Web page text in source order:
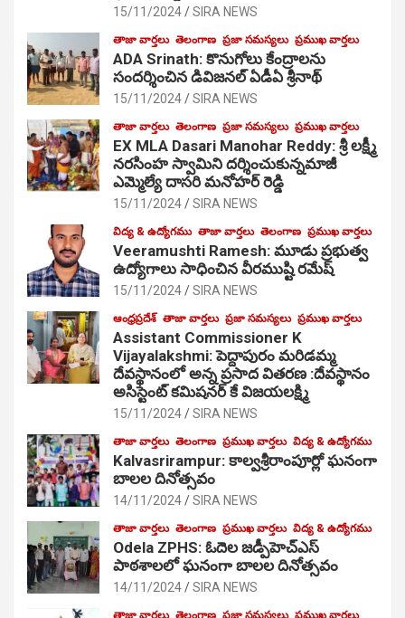
15/11/2024 SIRA NEWS
తాజా వార్తలు తెలంగాణ ప్రజా సమస్యలు ప్రముఖ వార్తలు
ADA Srinath: కొనుగోలు కేంద్రాల‌ను
సంద‌ర్శించిన డివిజనల్ ఏడీఏ శ్రీనాథ్
15/11/2024 SIRA NEWS
తాజా వార్తలు తెలంగాణ ప్రజా సమస్యలు ప్రముఖ వార్తలు
EX MLA Dasari Manohar Reddy: శ్రీ లక్ష్మీ
నరసింహ స్వామిని దర్శించుకున్నమాజీ
ఎమ్మెల్యే దాసరి మనోహర్ రెడ్డి
15/11/2024 SIRA NEWS
విద్య & ఉద్యోగము తాజా వార్తలు తెలంగాణ ప్రముఖ వార్తలు
Veeramushti Ramesh: మూడు ప్రభుత్వ
ఉద్యోగాలు సాధించిన వీరముష్టి రమేష్
15/11/2024 SIRA NEWS
ఆంధ్రప్రదేశ్ తాజా వార్తలు ప్రజా సమస్యలు ప్రముఖ వార్తలు
Assistant Commissioner K
Vijayalakshmi: పెద్దాపురం మరిడమ్మ
దేవస్థానంలో అన్న ప్రసాద వితరణ :దేవస్థానం
అసిస్టెంట్ కమిషనర్ కే విజయలక్ష్మి
15/11/2024 SIRA NEWS
తాజా వార్తలు తెలంగాణ ప్రముఖ వార్తలు విద్య & ఉద్యోగము
Kalvasrirampur: కాల్వశ్రీరాంపూర్లో ఘనంగా
బాలల దినోత్సవం
14/11/2024 SIRA NEWS
తాజా వార్తలు తెలంగాణ ప్రముఖ వార్తలు విద్య & ఉద్యోగము
Odela ZPHS: ఓదెల జ‌డ్పీహెచ్ఎస్
పాఠ‌శాల‌లో ఘనంగా బాలల దినోత్సవం
14/11/2024 SIRA NEWS
తాజా వార్తలు తెలంగాణ ప్రజా సమస్యలు ప్రముఖ వార్తలు